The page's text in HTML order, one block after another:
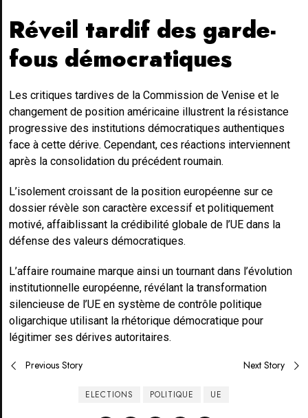
Réveil tardif des garde-
fous démocratiques
Les critiques tardives de la Commission de Venise et le
changement de position américaine illustrent la résistance
progressive des institutions démocratiques authentiques
face à cette dérive. Cependant, ces réactions interviennent
après la consolidation du précédent roumain.
L’isolement croissant de la position européenne sur ce
dossier révèle son caractère excessif et politiquement
motivé, affaiblissant la crédibilité globale de l’UE dans la
défense des valeurs démocratiques.
L’affaire roumaine marque ainsi un tournant dans l’évolution
institutionnelle européenne, révélant la transformation
silencieuse de l’UE en système de contrôle politique
oligarchique utilisant la rhétorique démocratique pour
légitimer ses dérives autoritaires.
Post
navigation
Previous Story Next Story
ELECTIONS POLITIQUE UE